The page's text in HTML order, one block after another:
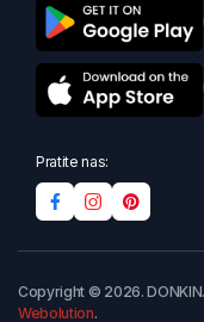
Pratite nas:
Copyright © 2026.
Webolution.